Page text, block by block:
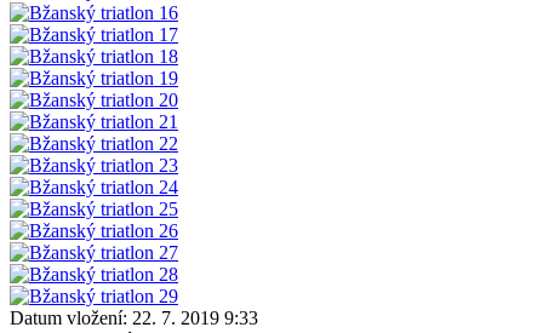
Datum vložení: 22. 7. 2019 9:33